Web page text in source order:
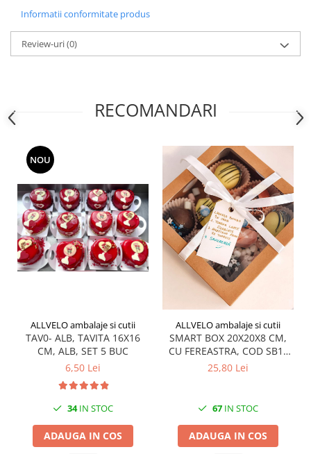
PAHARE DIN CARTON
PUNGI DIN CARTON PENTRU
CADOU
CUTII INALTE CU FEREASTRA
PENTRU PRAJITURI
PENTRU MINIPRAJITURI
SUPORTURI PENTRU PRAJITURI
TAVITE CARTON
TAVITE PENTRU PRAJITURI SI
TORTURI
Informatii conformitate produs
Review-uri(0)
RECOMANDARI
NOU
ALLVELO ambalaje si cutii
TAV0- ALB, TAVITA 16X16
CM, ALB, SET 5 BUC
6,50 Lei
34IN STOC
ADAUGA IN COS
ALLVELO ambalaje si cutii
SMART BOX 20X20X8 CM,
CU FEREASTRA, COD SB1F
NATUR, SET 5 BUC
25,80 Lei
67 IN STOC
ADAUGA IN COS